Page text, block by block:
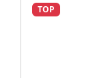
TOP